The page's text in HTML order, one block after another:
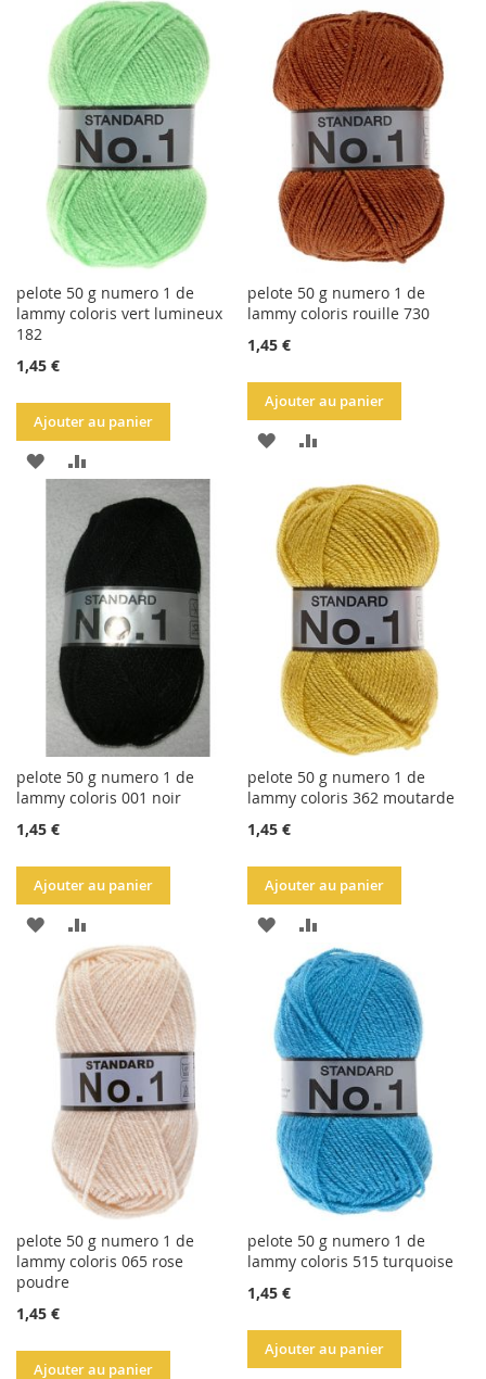
LA
LISTE
D'ACHATS
COMPARATEUR
LA
LISTE
D'ACHATS
AU
COMPARATEUR
pelote 50 g numero 1 de
lammy coloris vert lumineux
182
1,45 €
Ajouter au panier
AJOUTER
LISTE
D'ACHATS
COMPARATEUR
pelote 50 g numero 1 de
lammy coloris rouille 730
1,45 €
Ajouter au panier
AJOUTER
LA
LISTE
D'ACHATS
COMPARATEUR
pelote 50 g numero 1 de
lammy coloris 001 noir
1,45 €
Ajouter au panier
AJOUTER
LA
LISTE
D'ACHATS
AU
COMPARATEUR
pelote 50 g numero 1 de
lammy coloris 362 moutarde
1,45 €
Ajouter au panier
AJOUTER
LA
LISTE
D'ACHATS
AU
COMPARATEUR
pelote 50 g numero 1 de
lammy coloris 065 rose
poudre
1,45 €
Ajouter au panier
pelote 50 g numero 1 de
lammy coloris 515 turquoise
1,45 €
Ajouter au panier